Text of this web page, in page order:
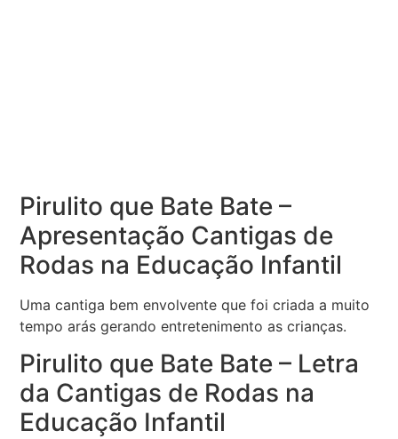
Pirulito que Bate Bate –
Apresentação Cantigas de
Rodas na Educação Infantil
Uma cantiga bem envolvente que foi criada a muito
tempo arás gerando entretenimento as crianças.
Pirulito que Bate Bate – Letra
da Cantigas de Rodas na
Educação Infantil